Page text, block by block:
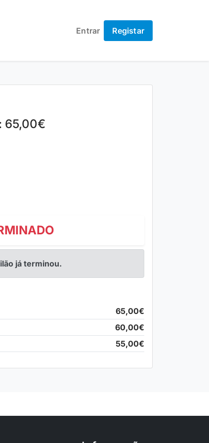
Entrar Registar
65,00€
já terminou.
65,00€
60,00€
55,00€